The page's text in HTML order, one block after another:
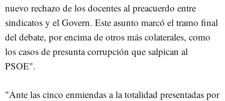
nuevo rechazo de los docentes al preacuerdo entre
sindicatos y el Govern. Este asunto marcó el tramo final
del debate, por encima de otros más colaterales, como
los casos de presunta corrupción que salpican al
PSOE".
"Ante las cinco enmiendas a la totalidad presentadas por